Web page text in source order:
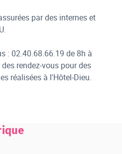
par des internes et
: 02.40.68.66.19 de 8h à
rendez-vous pour des
réalisées à l'Hôtel-Dieu.